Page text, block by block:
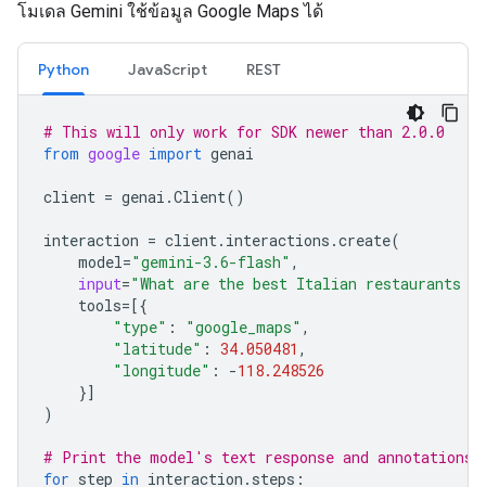
โมเดล Gemini ใช้ข้อมูล Google Maps ได้
Python JavaScript REST
# This will only work for SDK newer than 2.0.0
from google import genai
client = genai .Client()
interaction = client. interactions .create(
model="gemini-3.6-flash" ,
input="What are the best Italian restaurants
tools=[{
"type" : "google_maps" ,
"latitude" : 34.050481 ,
"longitude" : -118.248526
}]
)
# Print the model's text response and annotations
for step in interaction . steps :